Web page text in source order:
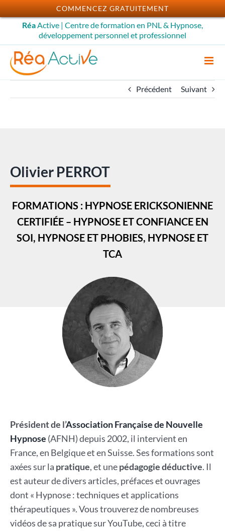
Passer
au
contenu
RéaActive | Centre de formation en PNL & Hypnose,
développement personnel et professionnel
Précédent Suivant
Olivier PERROT
FORMATIONS : HYPNOSE ERICKSONIENNE
CERTIFIÉE – HYPNOSE ET CONFIANCE EN
SOI, HYPNOSE ET PHOBIES, HYPNOSE ET
TCA
Président de l’Association Française de Nouvelle
Hypnose (AFNH) depuis 2002, il intervient en
France, en Belgique et en Suisse. Ses formations sont
axées sur la pratique, et unepédagogie déductive. Il
est auteur de divers articles, préfaces et ouvrages
dont « Hypnose : techniques et applications
thérapeutiques ». Vous trouverez de nombreuses
vidéos de sa pratique sur YouTube, ceci à titre
COMMENCEZ GRATUITEMENT